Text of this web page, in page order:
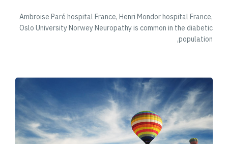
Ambroise Paré hospital France, Henri Mondor hospital France,
Oslo University Norwey Neuropathy is common in the diabetic
population,